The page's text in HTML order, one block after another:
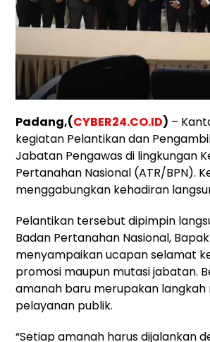
Padang,(CYBER24.CO.ID) –
kegiatan Pelantikan dan
Jabatan Pengawas di lingkungan
Pertanahan Nasional (ATR/BPN).
menggabungkan kehadiran
Pelantikan tersebut dipimpin
Badan Pertanahan Nasional,
menyampaikan ucapan selamat
promosi maupun mutasi jabatan.
amanah baru merupakan
pelayanan publik.
“Setiap amanah harus dijalankan